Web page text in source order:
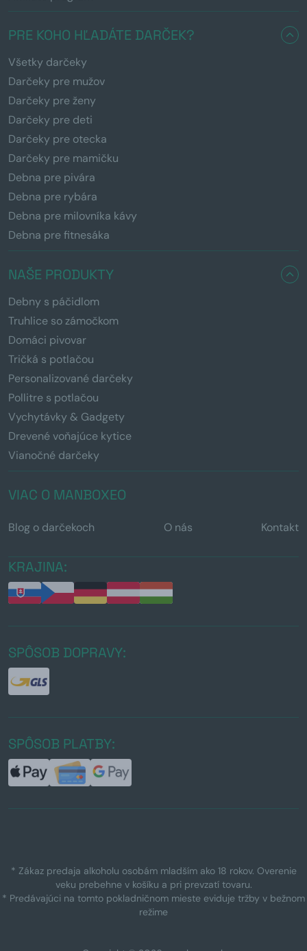
PRE KOHO HĽADÁTE DARČEK?
Všetky darčeky
Darčeky pre mužov
Darčeky pre ženy
Darčeky pre deti
Darčeky pre otecka
Darčeky pre mamičku
Debna pre pivára
Debna pre rybára
Debna pre milovníka kávy
Debna pre fitnesáka
NAŠE PRODUKTY
Debny s páčidlom
Truhlice so zámočkom
Domáci pivovar
Tričká s potlačou
Personalizované darčeky
Pollitre s potlačou
Vychytávky & Gadgety
Drevené voňajúce kytice
Vianočné darčeky
VIAC O MANBOXEO
Blog o darčekoch O nás Kontakt
KRAJINA:
SPÔSOB DOPRAVY:
SPÔSOB PLATBY:
* Zákaz predaja alkoholu osobám mladším ako 18 rokov. Overenie
veku prebehne v košíku a pri prevzatí tovaru.
* Predávajúci na tomto pokladničnom mieste eviduje tržby v bežnom
režime